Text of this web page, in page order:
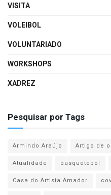
VISITA
VOLEIBOL
VOLUNTARIADO
WORKSHOPS
XADREZ
Pesquisar por Tags
Armindo Araújo Artigo de
Atualidade
basquetebol
Casa do Artista Amador